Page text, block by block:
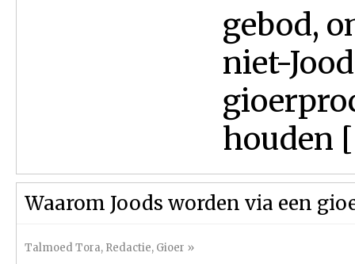
gebod,
niet-
houden
Waarom Joods worden via een
Talmoed Tora, Redactie, Gioer »